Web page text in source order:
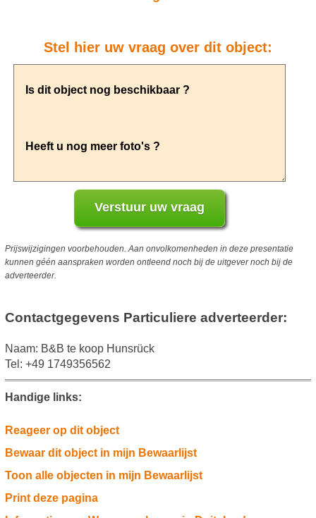
Stel hier uw vraag over dit object:
Prijswijzigingen voorbehouden. Aan onvolkomenheden in deze presentatie
kunnen géén aanspraken worden ontleend noch bij de uitgever noch bij de
adverteerder.
Contactgegevens Particuliere adverteerder:
Naam: B&B te koop Hunsrück
Tel: +49 1749356562
Handige links:
Reageer op dit object
Bewaar dit object in mijn Bewaarlijst
Toon alle objecten in mijn Bewaarlijst
Print deze pagina